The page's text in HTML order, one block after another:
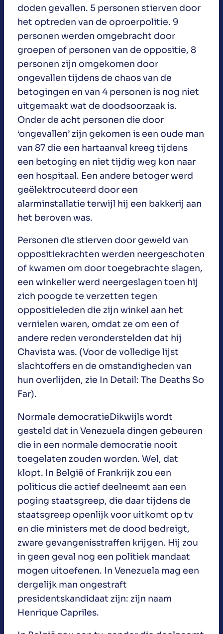
doden gevallen. 5 personen stierven door
het optreden van de oproerpolitie. 9
personen werden omgebracht door
groepen of personen van de oppositie, 8
personen zijn omgekomen door
ongevallen tijdens de chaos van de
betogingen en van 4 personen is nog niet
uitgemaakt wat de doodsoorzaak is.
Onder de acht personen die door
‘ongevallen’ zijn gekomen is een oude man
van 87 die een hartaanval kreeg tijdens
een betoging en niet tijdig weg kon naar
een hospitaal. Een andere betoger werd
geëlektrocuteerd door een
alarminstallatie terwijl hij een bakkerij aan
het beroven was.
Personen die stierven door geweld van
oppositiekrachten werden neergeschoten
of kwamen om door toegebrachte slagen,
een winkelier werd neergeslagen toen hij
zich poogde te verzetten tegen
oppositieleden die zijn winkel aan het
vernielen waren, omdat ze om een of
andere reden veronderstelden dat hij
Chavista was. (Voor de volledige lijst
slachtoffers en de omstandigheden van
hun overlijden, zie In Detail: The Deaths So
Far).
Normale democratieDikwijls wordt
gesteld dat in Venezuela dingen gebeuren
die in een normale democratie nooit
toegelaten zouden worden. Wel, dat
klopt. In België of Frankrijk zou een
politicus die actief deelneemt aan een
poging staatsgreep, die daar tijdens de
staatsgreep openlijk voor uitkomt op tv
en die ministers met de dood bedreigt,
zware gevangenisstraffen krijgen. Hij zou
in geen geval nog een politiek mandaat
mogen uitoefenen. In Venezuela mag een
dergelijk man ongestraft
presidentskandidaat zijn: zijn naam
Henrique Capriles.